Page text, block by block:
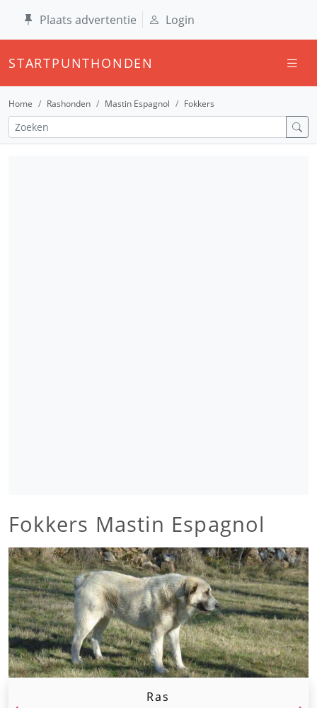
Plaats advertentie Login
STARTPUNTHONDEN
Home Rashonden Mastin Espagnol Fokkers
Fokkers Mastin Espagnol
Ras